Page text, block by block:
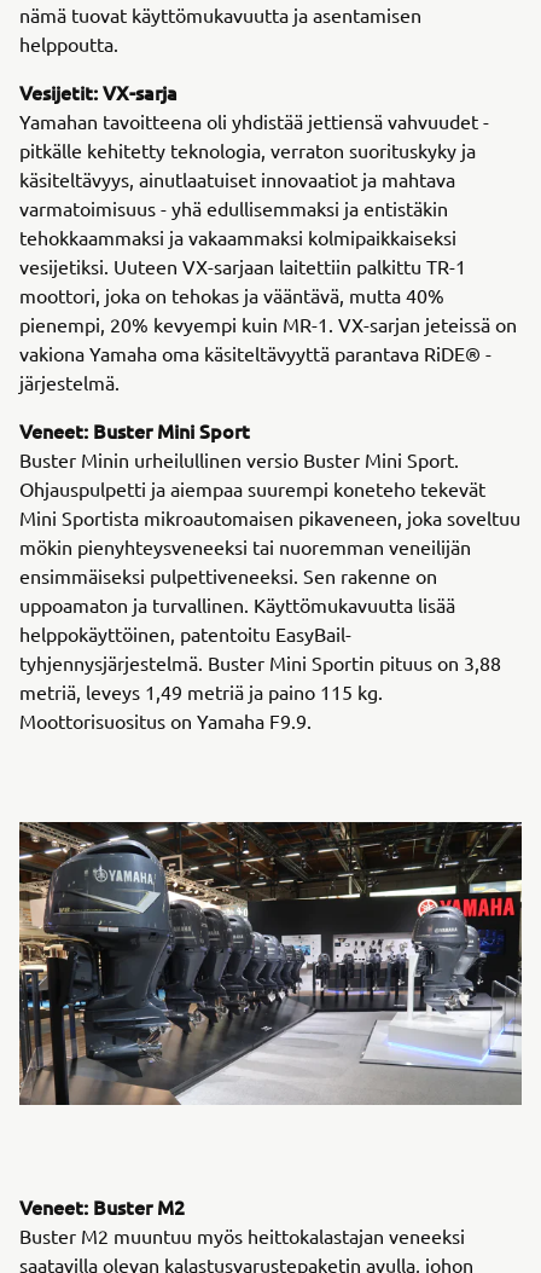
nämä tuovat käyttömukavuutta ja asentamisen
helppoutta.
Vesijetit: VX-sarja
Yamahan tavoitteena oli yhdistää jettiensä vahvuudet -
pitkälle kehitetty teknologia, verraton suorituskyky ja
käsiteltävyys, ainutlaatuiset innovaatiot ja mahtava
varmatoimisuus - yhä edullisemmaksi ja entistäkin
tehokkaammaksi ja vakaammaksi kolmipaikkaiseksi
vesijetiksi. Uuteen VX-sarjaan laitettiin palkittu TR-1
moottori, joka on tehokas ja vääntävä, mutta 40%
pienempi, 20% kevyempi kuin MR-1. VX-sarjan jeteissä on
vakiona Yamaha oma käsiteltävyyttä parantava RiDE® -
järjestelmä.
Veneet: Buster Mini Sport
Buster Minin urheilullinen versio Buster Mini Sport.
Ohjauspulpetti ja aiempaa suurempi koneteho tekevät
Mini Sportista mikroautomaisen pikaveneen, joka soveltuu
mökin pienyhteysveneeksi tai nuoremman veneilijän
ensimmäiseksi pulpettiveneeksi. Sen rakenne on
uppoamaton ja turvallinen. Käyttömukavuutta lisää
helppokäyttöinen, patentoitu EasyBail-
tyhjennysjärjestelmä. Buster Mini Sportin pituus on 3,88
metriä, leveys 1,49 metriä ja paino 115 kg.
Moottorisuositus on Yamaha F9.9.
Veneet: Buster M2
Buster M2 muuntuu myös heittokalastajan veneeksi
saatavilla olevan kalastusvarustepaketin avulla, johon